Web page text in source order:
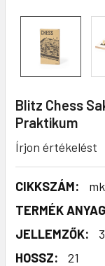
Blitz Chess
Praktikum
Írjon értékelést
CIKKSZÁM:
TERMÉK
JELLEMZŐK:
HOSSZ:
21